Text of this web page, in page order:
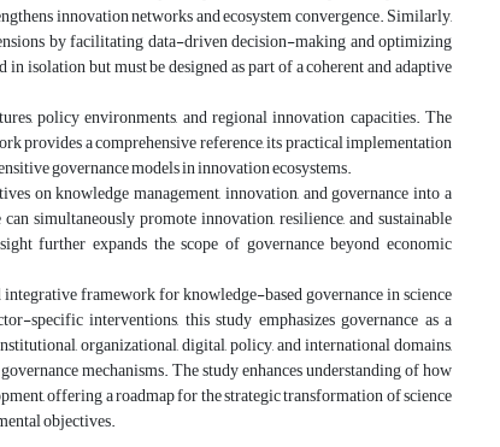
innovation networks and ecosystem convergence. Similarly,
by facilitating data-driven decision-making and optimizing
isolation but must be designed as part of a coherent and adaptive
policy environments, and regional innovation capacities. The
provides a comprehensive reference, its practical implementation
governance models in innovation ecosystems.
on knowledge management, innovation, and governance into a
simultaneously promote innovation, resilience, and sustainable
further expands the scope of governance beyond economic
framework for knowledge-based governance in science
interventions, this study emphasizes governance as a
organizational, digital, policy, and international domains,
mechanisms. The study enhances understanding of how
offering a roadmap for the strategic transformation of science
objectives.